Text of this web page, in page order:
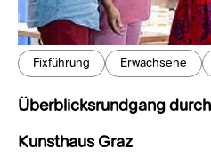
Fixführung Erwachsene
Überblicksrundgang
Kunsthaus Graz